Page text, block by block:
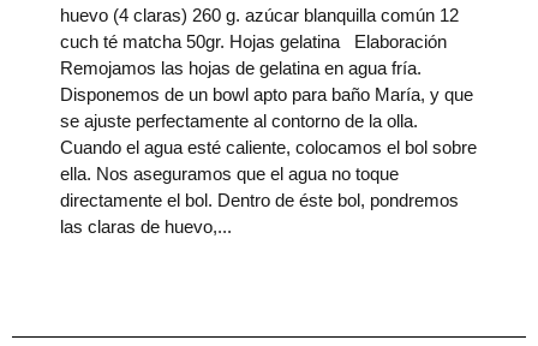
huevo (4 claras) 260 g. azúcar blanquilla común 12
cuch té matcha 50gr. Hojas gelatina Elaboración
Remojamos las hojas de gelatina en agua fría.
Disponemos de un bowl apto para baño María, y que
se ajuste perfectamente al contorno de la olla.
Cuando el agua esté caliente, colocamos el bol sobre
ella. Nos aseguramos que el agua no toque
directamente el bol. Dentro de éste bol, pondremos
las claras de huevo,